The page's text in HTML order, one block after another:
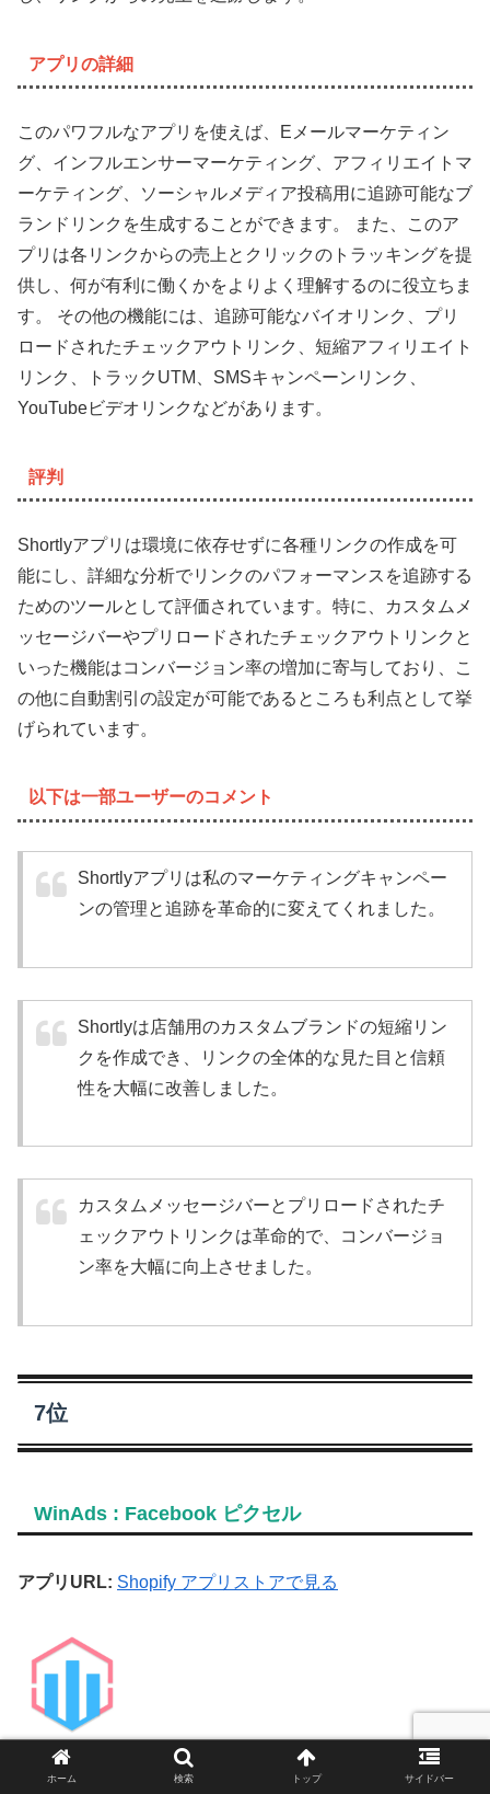
アプリの詳細
このパワフルなアプリを使えば、Eメールマーケティン
グ、インフルエンサーマーケティング、アフィリエイトマ
ーケティング、ソーシャルメディア投稿用に追跡可能なブ
ランドリンクを生成することができます。 また、このア
プリは各リンクからの売上とクリックのトラッキングを提
供し、何が有利に働くかをよりよく理解するのに役立ちま
す。 その他の機能には、追跡可能なバイオリンク、プリ
ロードされたチェックアウトリンク、短縮アフィリエイト
リンク、トラックUTM、SMSキャンペーンリンク、
YouTubeビデオリンクなどがあります。
評判
Shortlyアプリは環境に依存せずに各種リンクの作成を可
能にし、詳細な分析でリンクのパフォーマンスを追跡する
ためのツールとして評価されています。特に、カスタムメ
ッセージバーやプリロードされたチェックアウトリンクと
いった機能はコンバージョン率の増加に寄与しており、こ
の他に自動割引の設定が可能であるところも利点として挙
げられています。
以下は一部ユーザーのコメント
Shortlyアプリは私のマーケティングキャンペー
ンの管理と追跡を革命的に変えてくれました。
Shortlyは店舗用のカスタムブランドの短縮リン
クを作成でき、リンクの全体的な見た目と信頼
性を大幅に改善しました。
カスタムメッセージバーとプリロードされたチ
ェックアウトリンクは革命的で、コンバージョ
ン率を大幅に向上させました。
7位
WinAds : Facebook ピクセル
アプリURL: Shopify アプリストアで見る
ホーム 検索 トップ サイドバー